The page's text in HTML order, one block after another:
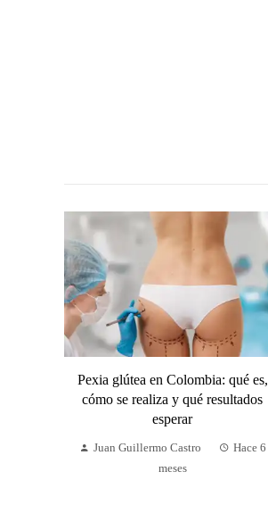
Pexia glútea en Colombia: qué es,
cómo se realiza y qué resultados
esperar
Juan Guillermo Castro
Hace 6
meses